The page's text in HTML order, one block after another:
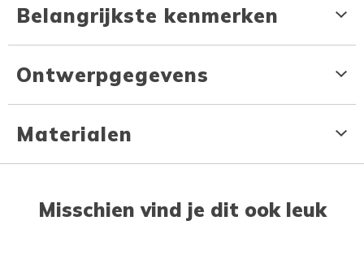
Belangrijkste kenmerken
Ontwerpgegevens
Materialen
Misschien vind je dit ook leuk